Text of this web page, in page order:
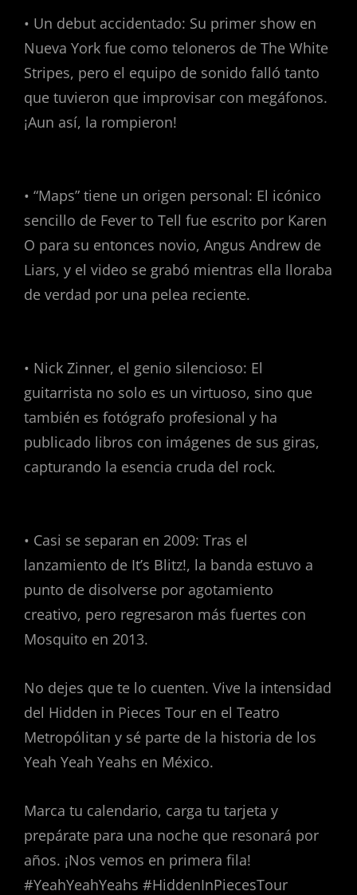
• Un debut accidentado: Su primer show en
Nueva York fue como teloneros de The White
Stripes, pero el equipo de sonido falló tanto
que tuvieron que improvisar con megáfonos.
¡Aun así, la rompieron!
• “Maps” tiene un origen personal: El icónico
sencillo de Fever to Tell fue escrito por Karen
O para su entonces novio, Angus Andrew de
Liars, y el video se grabó mientras ella lloraba
de verdad por una pelea reciente.
• Nick Zinner, el genio silencioso: El
guitarrista no solo es un virtuoso, sino que
también es fotógrafo profesional y ha
publicado libros con imágenes de sus giras,
capturando la esencia cruda del rock.
• Casi se separan en 2009: Tras el
lanzamiento de It’s Blitz!, la banda estuvo a
punto de disolverse por agotamiento
creativo, pero regresaron más fuertes con
Mosquito en 2013.
No dejes que te lo cuenten. Vive la intensidad
del Hidden in Pieces Tour en el Teatro
Metropólitan y sé parte de la historia de los
Yeah Yeah Yeahs en México.
Marca tu calendario, carga tu tarjeta y
prepárate para una noche que resonará por
años. ¡Nos vemos en primera fila!
#YeahYeahYeahs #HiddenInPiecesTour